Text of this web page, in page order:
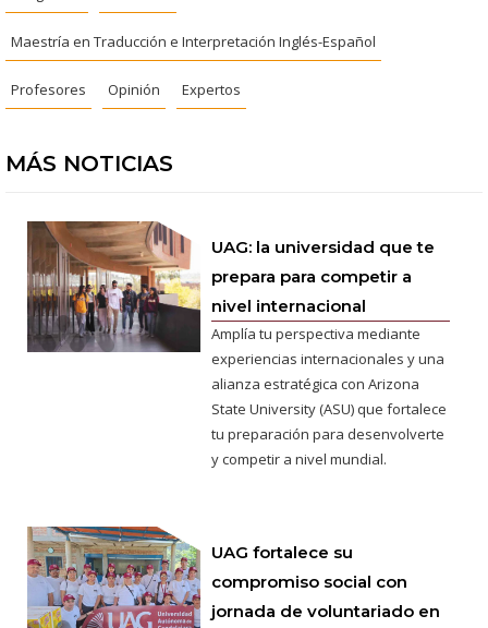
Maestría en Traducción e Interpretación Inglés-Español
Profesores Opinión Expertos
MÁS NOTICIAS
UAG: la universidad que te
prepara para competir a
nivel internacional
Amplía tu perspectiva mediante
experiencias internacionales y una
alianza estratégica con Arizona
State University (ASU) que fortalece
tu preparación para desenvolverte
y competir a nivel mundial.
UAG fortalece su
compromiso social con
jornada de voluntariado en